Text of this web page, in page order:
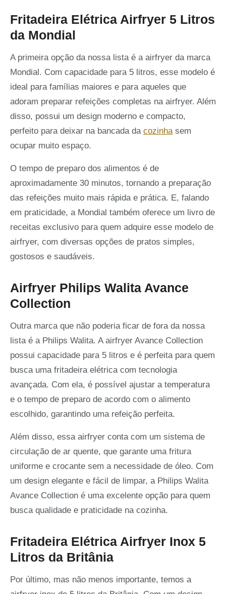
Fritadeira Elétrica Airfryer 5 Litros
da Mondial
A primeira opção da nossa lista é a airfryer da marca
Mondial. Com capacidade para 5 litros, esse modelo é
ideal para famílias maiores e para aqueles que
adoram preparar refeições completas na airfryer. Além
disso, possui um design moderno e compacto,
perfeito para deixar na bancada da cozinhasem
ocupar muito espaço.
O tempo de preparo dos alimentos é de
aproximadamente 30 minutos, tornando a preparação
das refeições muito mais rápida e prática. E, falando
em praticidade, a Mondial também oferece um livro de
receitas exclusivo para quem adquire esse modelo de
airfryer, com diversas opções de pratos simples,
gostosos e saudáveis.
Airfryer Philips Walita Avance
Collection
Outra marca que não poderia ficar de fora da nossa
lista é a Philips Walita. A airfryer Avance Collection
possui capacidade para 5 litros e é perfeita para quem
busca uma fritadeira elétrica com tecnologia
avançada. Com ela, é possível ajustar a temperatura
e o tempo de preparo de acordo com o alimento
escolhido, garantindo uma refeição perfeita.
Além disso, essa airfryer conta com um sistema de
circulação de ar quente, que garante uma fritura
uniforme e crocante sem a necessidade de óleo. Com
um design elegante e fácil de limpar, a Philips Walita
Avance Collection é uma excelente opção para quem
busca qualidade e praticidade na cozinha.
Fritadeira Elétrica Airfryer Inox 5
Litros da Britânia
Por último, mas não menos importante, temos a